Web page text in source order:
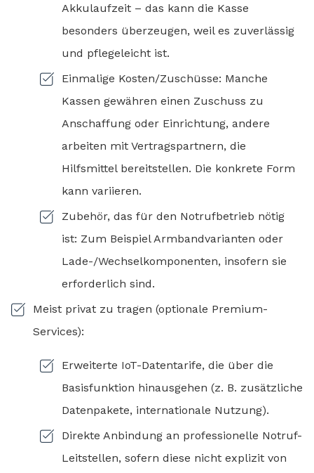
Akkulaufzeit – das kann die Kasse
besonders überzeugen, weil es zuverlässig
und pflegeleicht ist.
Einmalige Kosten/Zuschüsse: Manche
Kassen gewähren einen Zuschuss zu
Anschaffung oder Einrichtung, andere
arbeiten mit Vertragspartnern, die
Hilfsmittel bereitstellen. Die konkrete Form
kann variieren.
Zubehör, das für den Notrufbetrieb nötig
ist: Zum Beispiel Armbandvarianten oder
Lade-/Wechselkomponenten, insofern sie
erforderlich sind.
Meist privat zu tragen (optionale Premium-
Services):
Erweiterte IoT-Datentarife, die über die
Basisfunktion hinausgehen (z. B. zusätzliche
Datenpakete, internationale Nutzung).
Direkte Anbindung an professionelle Notruf-
Leitstellen, sofern diese nicht explizit von